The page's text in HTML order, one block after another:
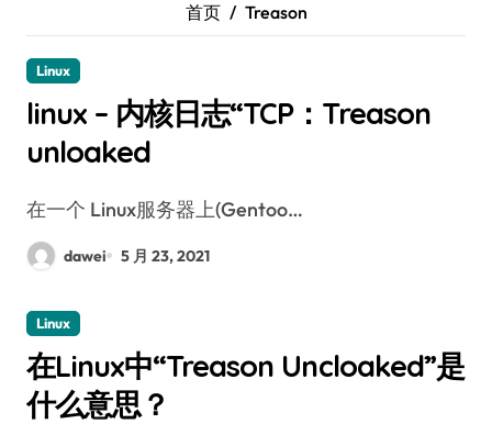
首页 Treason
Linux
linux – 内核日志“TCP：Treason
unloaked
在一个 Linux服务器上(Gentoo…
dawei 5 月 23, 2021
Linux
在Linux中“Treason Uncloaked”是
什么意思？